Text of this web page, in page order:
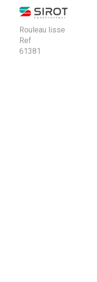
Rouleau lisse
Ref
61381